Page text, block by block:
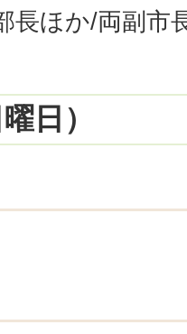
長ほか/両副市
日）